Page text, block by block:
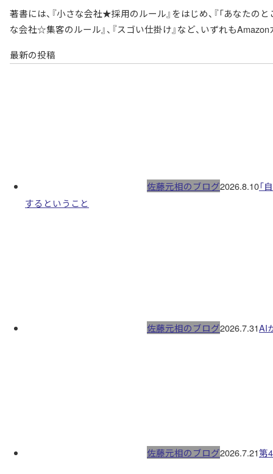
著書には、『小さな会社★採用のルール』をはじめ、『「あなたの
な会社☆集客のルール』、『スゴい仕掛け』など、いずれも
最新の投稿
佐藤元相のブログ2026.8.10「
するということ
佐藤元相のブログ2026.7.31AI
佐藤元相のブログ2026.7.21第